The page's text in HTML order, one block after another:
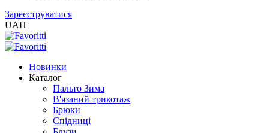
Зареєструватися
UAH
Новинки
Каталог
Пальто Зима
В'язаний трикотаж
Брюки
Спідниці
EXCEL
2005
(Опт)
XLSX